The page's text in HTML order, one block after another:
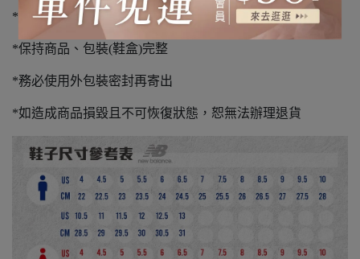
*本店僅供退貨，且恕不再提供原優惠
*保持商品、包裝(鞋盒)完整
*務必使用外包裝密封再寄出
*如造成商品損毀且不可恢復狀態，恕無法辦理退貨